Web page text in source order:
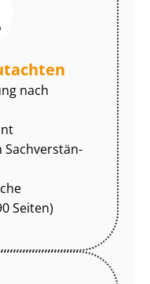
nach
Sach­ver­stän­
Seiten)